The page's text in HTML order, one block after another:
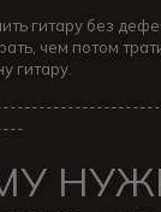
гитару без
чем потом
гитару.